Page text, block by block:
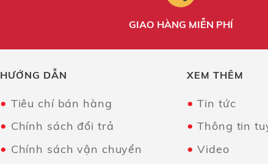
GIAO HÀNG MIỄN PHÍ
HƯỚNG DẪN
Tiêu chí bán hàng
Chính sách đổi trả
Chính sách vận chuyển
XEM THÊM
Tin tức
Thông tin
Video